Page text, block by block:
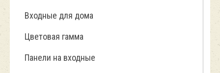
Входные для дома
Цветовая гамма
Панели на входные